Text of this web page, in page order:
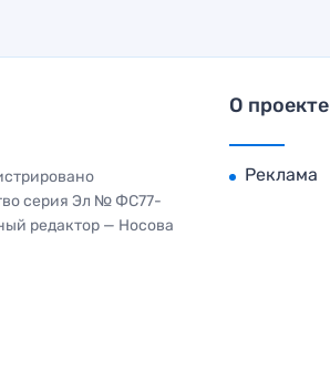
серия Эл № ФС77-
редактор — Носова
О проекте
Реклама